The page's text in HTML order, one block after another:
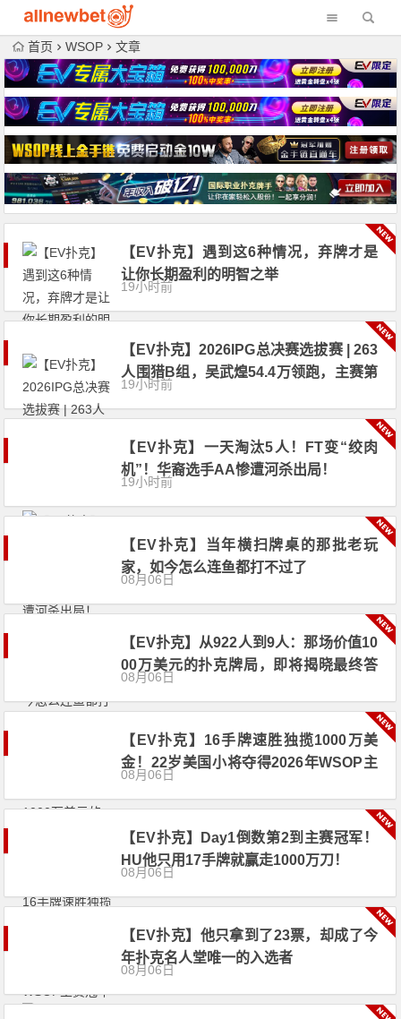
首页 WSOP 文章
【EV扑克】遇到这6种情况，弃牌才是
让你长期盈利的明智之举
19小时前
【EV扑克】2026IPG总决赛选拔赛 | 263
人围猎B组，吴武煌54.4万领跑，主赛第
一轮晋级版图再添40人
19小时前
【EV扑克】一天淘汰5人！FT变“绞肉
机”！华裔选手AA惨遭河杀出局！
19小时前
【EV扑克】当年横扫牌桌的那批老玩
家，如今怎么连鱼都打不过了
08月06日
【EV扑克】从922人到9人：那场价值10
00万美元的扑克牌局，即将揭晓最终答
案
08月06日
【EV扑克】16手牌速胜独揽1000万美
金！22岁美国小将夺得2026年WSOP主
赛冠军
08月06日
【EV扑克】Day1倒数第2到主赛冠军！
HU他只用17手牌就赢走1000万刀！
08月06日
【EV扑克】他只拿到了23票，却成了今
年扑克名人堂唯一的入选者
08月06日